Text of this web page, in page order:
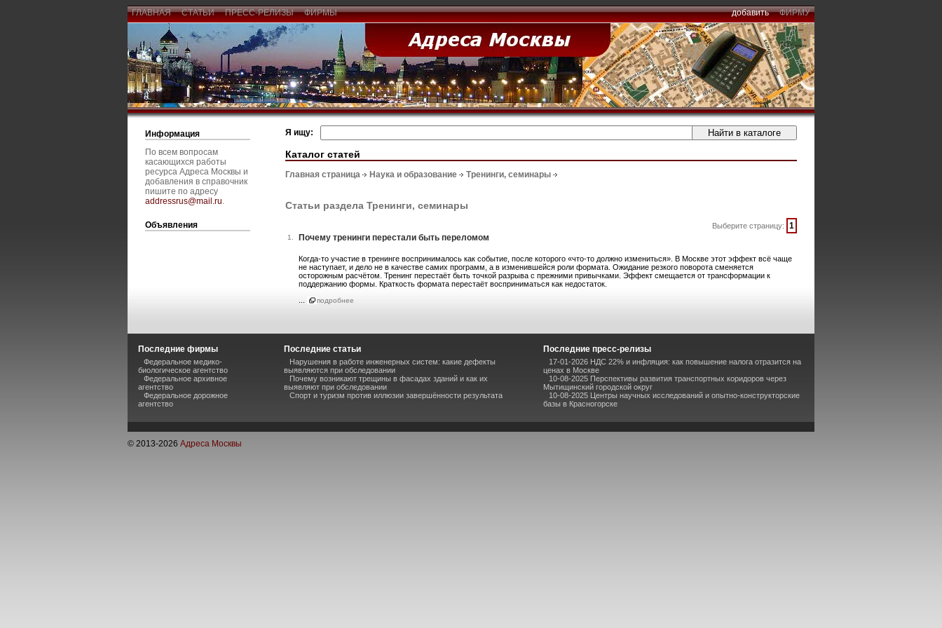
ГЛАВНАЯ СТАТЬИ ПРЕСС-РЕЛИЗЫ ФИРМЫ добавить ФИРМУ
Информация
По всем вопросам
касающихся работы
ресурса Адреса Москвы и
добавления в справочник
пишите по адресу
addressrus@mail.ru.
Объявления
Я ищу:
Каталог статей
Главная страница Наука и образование Тренинги, семинары
Статьи раздела Тренинги, семинары
Выберите страницу: 1
1. Почему тренинги перестали быть переломом
Когда-то участие в тренинге воспринималось как событие, после которого «что-то должно измениться». В Москве этот эффект всё чаще
не наступает, и дело не в качестве самих программ, а в изменившейся роли формата. Ожидание резкого поворота сменяется
осторожным расчётом. Тренинг перестаёт быть точкой разрыва с прежними привычками. Эффект смещается от трансформации к
поддержанию формы. Краткость формата перестаёт восприниматься как недостаток.
подробнее
Последние фирмы
Федеральное медико-
биологическое агентство
Федеральное архивное
агентство
Федеральное дорожное
агентство
Последние статьи
Нарушения в работе инженерных систем: какие дефекты
выявляются при обследовании
Почему возникают трещины в фасадах зданий и как их
выявляют при обследовании
Спорт и туризм против иллюзии завершённости результата
Последние пресс-релизы
17-01-2026 НДС 22% и инфляция: как повышение налога отразится на
ценах в Москве
10-08-2025 Перспективы развития транспортных коридоров через
Мытищинский городской округ
10-08-2025 Центры научных исследований и опытно-конструкторские
базы в Красногорске
© 2013-2026 Адреса Москвы